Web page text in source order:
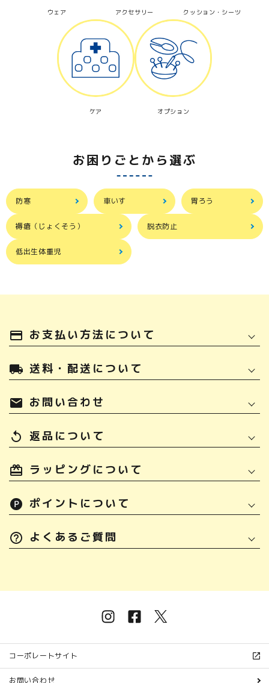
ウェア アクセサリー クッション・シーツ
ケア オプション
お困りごとから選ぶ
防寒 車いす 胃ろう
褥瘡（じょくそう） 脱衣防止
低出生体重児
payment お支払い方法について
local_shipping 送料・配送について
mail お問い合わせ
replay 返品について
ラッピングについて
ポイントについて
よくあるご質問
コーポレートサイト
お問い合わせ